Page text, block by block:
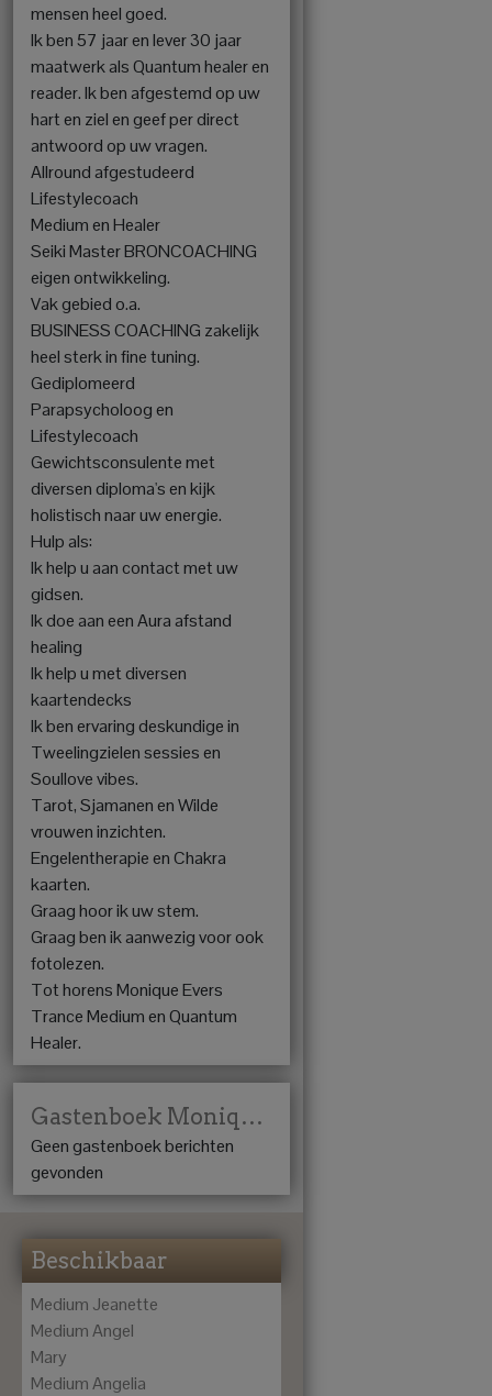
mensen heel goed.
Ik ben 57 jaar en lever 30 jaar
maatwerk als Quantum healer en
reader. Ik ben afgestemd op uw
hart en ziel en geef per direct
antwoord op uw vragen.
Allround afgestudeerd
Lifestylecoach
Medium en Healer
Seiki Master BRONCOACHING
eigen ontwikkeling.
Vak gebied o.a.
BUSINESS COACHING zakelijk
heel sterk in fine tuning.
Gediplomeerd
Parapsycholoog en
Lifestylecoach
Gewichtsconsulente met
diversen diploma's en kijk
holistisch naar uw energie.
Hulp als:
Ik help u aan contact met uw
gidsen.
Ik doe aan een Aura afstand
healing
Ik help u met diversen
kaartendecks
Ik ben ervaring deskundige in
Tweelingzielen sessies en
Soullove vibes.
Tarot, Sjamanen en Wilde
vrouwen inzichten.
Engelentherapie en Chakra
kaarten.
Graag hoor ik uw stem.
Graag ben ik aanwezig voor ook
fotolezen.
Tot horens Monique Evers
Trance Medium en Quantum
Healer.
Gastenboek Monique Evers
Geen gastenboek berichten
gevonden
Beschikbaar
Medium Jeanette
Medium Angel
Mary
Medium Angelia